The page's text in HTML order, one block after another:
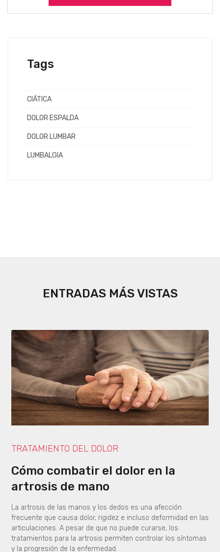
Tags
CIÁTICA
DOLOR ESPALDA
DOLOR LUMBAR
LUMBALGIA
ENTRADAS MÁS VISTAS
TRATAMIENTO DEL DOLOR
Cómo combatir el dolor en la
artrosis de mano
La artrosis de las manos y los dedos es una afección
frecuente que causa dolor, rigidez e incluso deformidad en las
articulaciones. A pesar de que no puede curarse, los
tratamientos para la artrosis permiten controlar los síntomas
y la progresión de la enfermedad.